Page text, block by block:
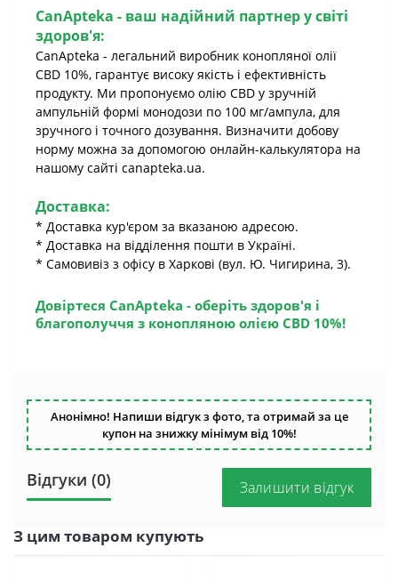
CanApteka - ваш надійний партнер у світі
здоров'я:
CanApteka - легальний виробник конопляної олії
CBD 10%, гарантує високу якість і ефективність
продукту. Ми пропонуємо олію CBD у зручній
ампульній формі монодози по 100 мг/ампула, для
зручного і точного дозування. Визначити добову
норму можна за допомогою онлайн-калькулятора на
нашому сайті canapteka.ua.
Доставка:
* Доставка кур'єром за вказаною адресою.
* Доставка на відділення пошти в Україні.
* Самовивіз з офісу в Харкові (вул. Ю. Чигирина, 3).
Довіртеся CanApteka - оберіть здоров'я і
благополуччя з конопляною олією CBD 10%!
Анонімно! Напиши відгук з фото, та отримай за це
купон на знижку мінімум від 10%!
Відгуки (0) Залишити відгук
З цим товаром купують